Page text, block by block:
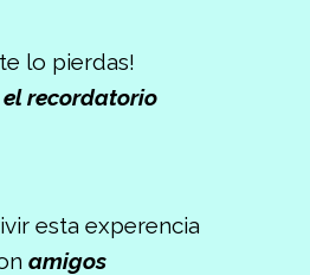
lo pierdas!
recordatorio
esta experencia
amigos